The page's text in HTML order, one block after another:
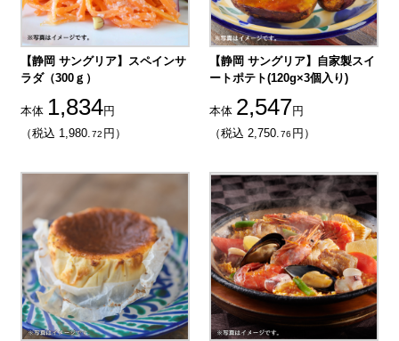
【静岡 サングリア】スペインサ
ラダ（300ｇ）
本体 1,834円
（税込 1,980.72 円）
【静岡 サングリア】自家製スイ
ートポテト(120g×3個入り)
本体 2,547円
（税込 2,750.76 円）